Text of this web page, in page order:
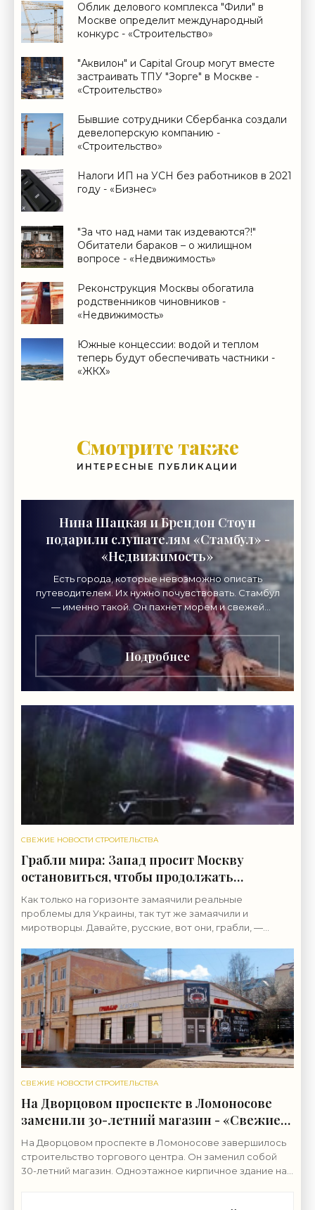
Облик делового комплекса "Фили" в
Москве определит международный
конкурс - «Строительство»
"Аквилон" и Capital Group могут вместе
застраивать ТПУ "Зорге" в Москве -
«Строительство»
Бывшие сотрудники Сбербанка создали
девелоперскую компанию -
«Строительство»
Налоги ИП на УСН без работников в 2021
году - «Бизнес»
"За что над нами так издеваются?!"
Обитатели бараков – о жилищном
вопросе - «Недвижимость»
Реконструкция Москвы обогатила
родственников чиновников -
«Недвижимость»
Южные концессии: водой и теплом
теперь будут обеспечивать частники -
«ЖКХ»
Смотрите также
ИНТЕРЕСНЫЕ ПУБЛИКАЦИИ
Нина Шацкая и Брендон Стоун
подарили слушателям «Стамбул» -
«Недвижимость»
Есть города, которые невозможно описать
путеводителем. Их нужно почувствовать. Стамбул
— именно такой. Он пахнет морем и свежей
выпечкой, просыпается под утренний азан, шумит
рынками,
Подробнее
СВЕЖИЕ НОВОСТИ СТРОИТЕЛЬСТВА
Грабли мира: Запад просит Москву
остановиться, чтобы продолжать
«убивать больше русских» -
«Недвижимость»
Как только на горизонте замаячили реальные
проблемы для Украины, так тут же замаячили и
миротворцы. Давайте, русские, вот они, грабли, —
СВЕЖИЕ НОВОСТИ СТРОИТЕЛЬСТВА
На Дворцовом проспекте в Ломоносове
заменили 30-летний магазин - «Свежие
новости строительства»
На Дворцовом проспекте в Ломоносове завершилось
строительство торгового центра. Он заменил собой
30-летний магазин. Одноэтажное кирпичное здание на